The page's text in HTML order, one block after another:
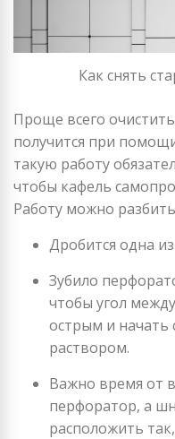
Как снять
Проще всего
получится при
такую работу
чтобы кафель
Работу можно
Дробится одна
Зубило
чтобы угол
острым и начать
раствором.
Важно время от
перфоратор, а
расположить